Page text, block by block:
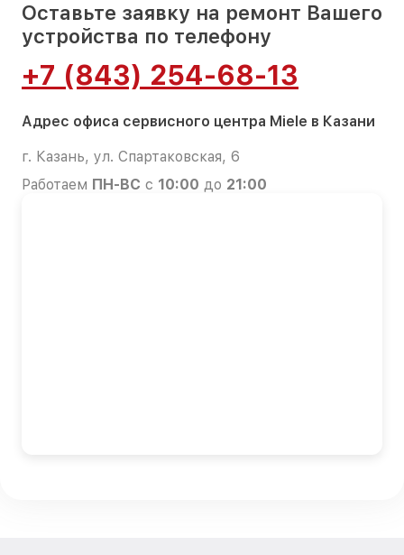
Оставьте заявку на ремонт Вашего
устройства по телефону
+7 (843) 254-68-13
Адрес офиса сервисного центра Miele в Казани
г. Казань, ул. Спартаковская, 6
Работаем ПН-ВС с 10:00 до 21:00